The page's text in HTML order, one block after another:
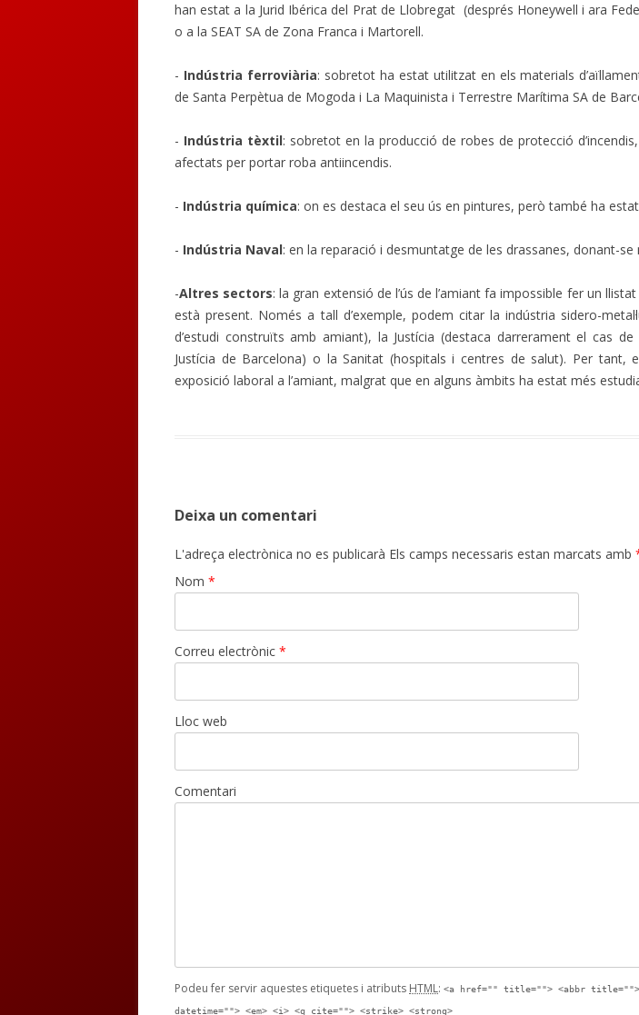
han estat a la Jurid Ibérica del Prat de Llobregat (després Honeywell i ara
o a la SEAT SA de Zona Franca i Martorell.
- Indústria ferroviària: sobretot ha estat utilitzat en els materials
de Santa Perpètua de Mogoda i La Maquinista i Terrestre Marítima SA de
- Indústria tèxtil: sobretot en la producció de robes de protecció
afectats per portar roba antiincendis.
- Indústria química: on es destaca el seu ús en pintures, però també ha
- Indústria Naval: en la reparació i desmuntatge de les drassanes, donant-se
-Altres sectors: la gran extensió de l’ús de l’amiant fa impossible fer un
està present. Només a tall d’exemple, podem citar la indústria sidero-
d’estudi construïts amb amiant), la Justícia (destaca darrerament el cas
Justícia de Barcelona) o la Sanitat (hospitals i centres de salut). Per tant,
exposició laboral a l’amiant, malgrat que en alguns àmbits ha estat més
Deixa un comentari
L'adreça electrònica no es publicarà Els camps necessaris estan marcats amb
Nom *
Correu electrònic *
Lloc web
Comentari
Podeu fer servir aquestes etiquetes i atributs HTML: <a href="" title=""> <abbr title="">
datetime=""> <em> <i> <q cite=""> <strike> <strong>